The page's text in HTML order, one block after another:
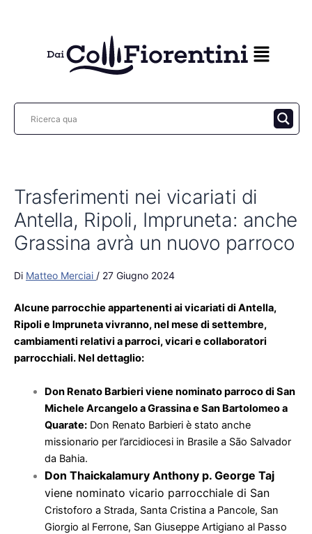
Trasferimenti nei vicariati di
Antella, Ripoli, Impruneta: anche
Grassina avrà un nuovo parroco
Di Matteo Merciai / 27 Giugno 2024
Alcune parrocchie appartenenti ai vicariati di Antella,
Ripoli e Impruneta vivranno, nel mese di settembre,
cambiamenti relativi a parroci, vicari e collaboratori
parrocchiali. Nel dettaglio:
Don Renato Barbieri viene nominato parroco di San
Michele Arcangelo a Grassina e San Bartolomeo a
Quarate:Don Renato Barbieri è stato anche
missionario per l’arcidiocesi in Brasile a São Salvador
da Bahia.
Don Thaickalamury Anthony p. George Taj
viene nominato vicario parrocchiale di San
Cristoforo a Strada, Santa Cristina a Pancole, San
Giorgio al Ferrone, San Giuseppe Artigiano al Passo